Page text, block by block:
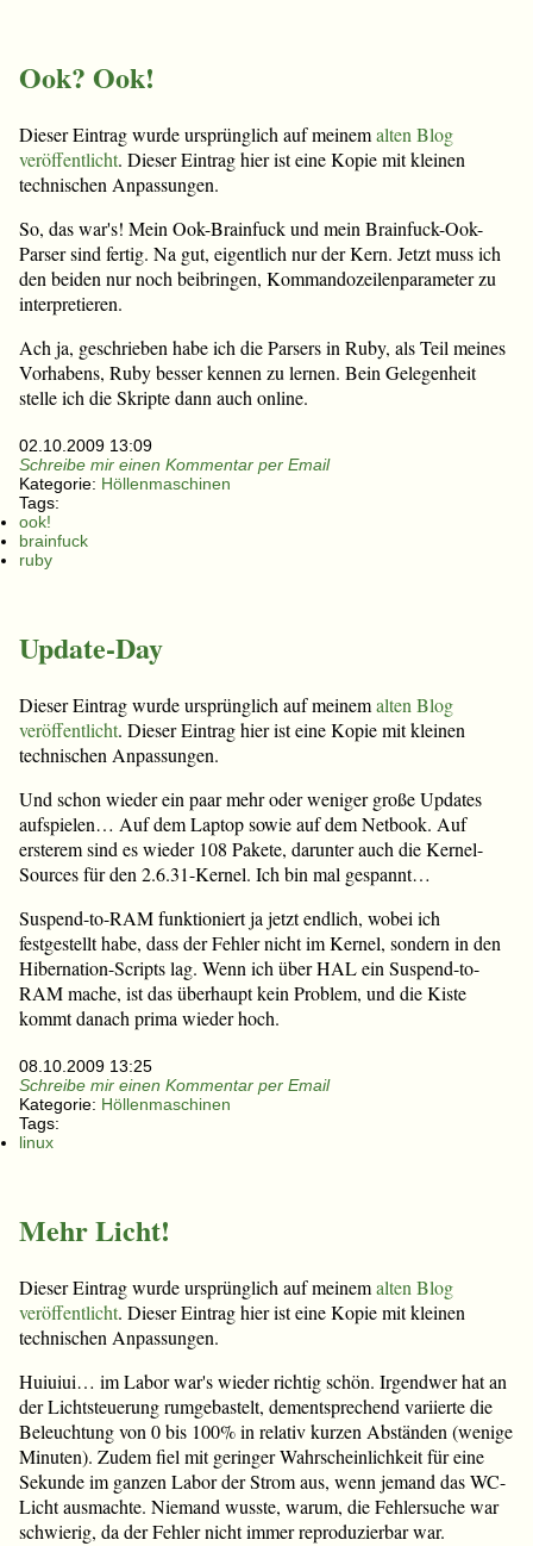
Ook? Ook!
Dieser Eintrag wurde ursprünglich auf meinemalten Blog
veröffentlicht. Dieser Eintrag hier ist eine Kopie mit kleinen
technischen Anpassungen.
So, das war's! Mein Ook-Brainfuck und mein Brainfuck-Ook-
Parser sind fertig. Na gut, eigentlich nur der Kern. Jetzt muss ich
den beiden nur noch beibringen, Kommandozeilenparameter zu
interpretieren.
Ach ja, geschrieben habe ich die Parsers in Ruby, als Teil meines
Vorhabens, Ruby besser kennen zu lernen. Bein Gelegenheit
stelle ich die Skripte dann auch online.
02.10.2009 13:09
Schreibe mir einen Kommentar per Email
Kategorie: Höllenmaschinen
Tags:
ook!
brainfuck
ruby
Update-Day
Dieser Eintrag wurde ursprünglich auf meinemalten Blog
veröffentlicht. Dieser Eintrag hier ist eine Kopie mit kleinen
technischen Anpassungen.
Und schon wieder ein paar mehr oder weniger große Updates
aufspielen… Auf dem Laptop sowie auf dem Netbook. Auf
ersterem sind es wieder 108 Pakete, darunter auch die Kernel-
Sources für den 2.6.31-Kernel. Ich bin mal gespannt…
Suspend-to-RAM funktioniert ja jetzt endlich, wobei ich
festgestellt habe, dass der Fehler nicht im Kernel, sondern in den
Hibernation-Scripts lag. Wenn ich über HAL ein Suspend-to-
RAM mache, ist das überhaupt kein Problem, und die Kiste
kommt danach prima wieder hoch.
08.10.2009 13:25
Schreibe mir einen Kommentar per Email
Kategorie: Höllenmaschinen
Tags:
linux
Mehr Licht!
Dieser Eintrag wurde ursprünglich auf meinemalten Blog
veröffentlicht. Dieser Eintrag hier ist eine Kopie mit kleinen
technischen Anpassungen.
Huiuiui… im Labor war's wieder richtig schön. Irgendwer hat an
der Lichtsteuerung rumgebastelt, dementsprechend variierte die
Beleuchtung von 0 bis 100% in relativ kurzen Abständen (wenige
Minuten). Zudem fiel mit geringer Wahrscheinlichkeit für eine
Sekunde im ganzen Labor der Strom aus, wenn jemand das WC-
Licht ausmachte. Niemand wusste, warum, die Fehlersuche war
schwierig, da der Fehler nicht immer reproduzierbar war.